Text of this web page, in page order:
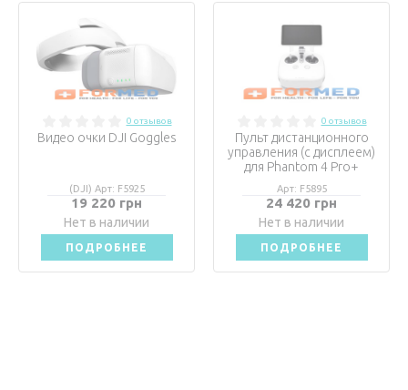
0 отзывов
Видео очки DJI Goggles
(DJI) Арт: F5925
19 220 грн
Нет в наличии
ПОДРОБНЕЕ
0 отзывов
Пульт дистанционного
управления (с дисплеем)
для Phantom 4 Pro+
Арт: F5895
24 420 грн
Нет в наличии
ПОДРОБНЕЕ